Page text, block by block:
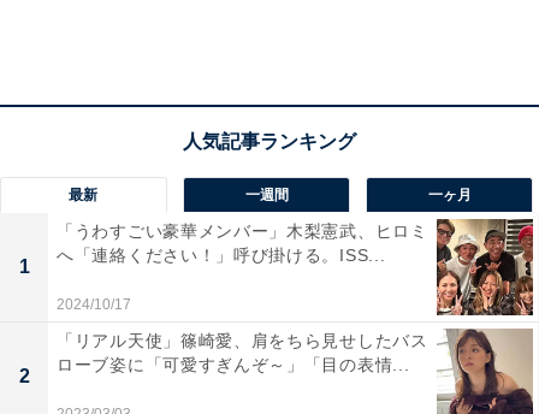
最新 一週間 一ヶ月
1
「うわすごい豪華メンバー」木梨憲武、ヒロミ
へ「連絡ください！」呼び掛ける。ISS...
2024/10/17
2
「リアル天使」篠崎愛、肩をちら見せしたバス
ローブ姿に「可愛すぎんぞ～」「目の表情...